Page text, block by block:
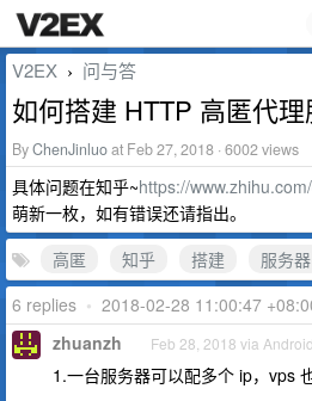
V2EX › 问与答
如何搭建 HTTP 高匿代理
ByChenJinluoat Feb 27, 2018 · 6002 views
具体问题在知乎~https://
萌新一枚，如有错误还请指出。
高匿
知乎 搭建
服务器
6 replies • 2018-02-28 11:00:47
zhuanzh Feb 28, 2018 via Android
1.一台服务器可以配多个 ip，vps